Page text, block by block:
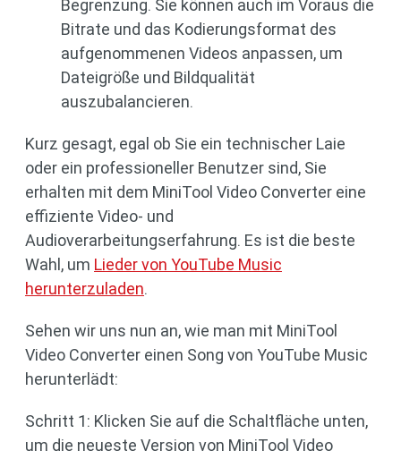
Begrenzung. Sie können auch im Voraus die
Bitrate und das Kodierungsformat des
aufgenommenen Videos anpassen, um
Dateigröße und Bildqualität
auszubalancieren.
Kurz gesagt, egal ob Sie ein technischer Laie
oder ein professioneller Benutzer sind, Sie
erhalten mit dem MiniTool Video Converter eine
effiziente Video- und
Audioverarbeitungserfahrung. Es ist die beste
Wahl, um Lieder von YouTube Music
herunterzuladen.
Sehen wir uns nun an, wie man mit MiniTool
Video Converter einen Song von YouTube Music
herunterlädt:
Schritt 1: Klicken Sie auf die Schaltfläche unten,
um die neueste Version von MiniTool Video